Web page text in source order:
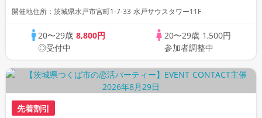
開催地住所：茨城県水戸市宮町1-7-33 水戸サウスタワー11F
20〜29歳8,800円
◎受付中
20〜29歳 1,500円
参加者調整中
先着割引